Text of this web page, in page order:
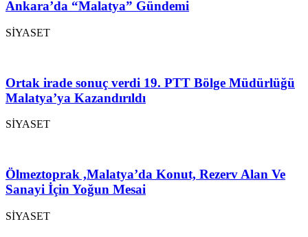
Ankara’da “Malatya” Gündemi
SİYASET
Ortak irade sonuç verdi 19. PTT Bölge Müdürlüğü
Malatya’ya Kazandırıldı
SİYASET
Ölmeztoprak ,Malatya’da Konut, Rezerv Alan Ve
Sanayi İçin Yoğun Mesai
SİYASET